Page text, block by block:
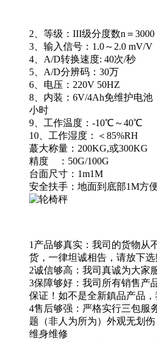
2、等级：III级分度数n＝3000
3、输入信号：1.0～2.0 mV/V
4、A/D转换速度: 40次/秒
5、A/D分辨码：30万
6、电压：220V 50HZ
8、内装：6V/4Ah免维护电池
小时
9、工作温度：-10℃～40℃
10、工作湿度：＜85%RH
蕞大称量：200KG,或300KG
精度 ：50G/100G
台面尺寸：1m1M
安全扶手：地面到底部1M方
1产品够真实：我司的货物从
货，一律坦诚相告，请放下选
2诚信够高：我司真诚为大家
3保障够好：我司所有销售产
保证！如不是全新鎮品产品，
4售后够强：严格实行三包服
题（非人为所为）外观无划伤
维身维修